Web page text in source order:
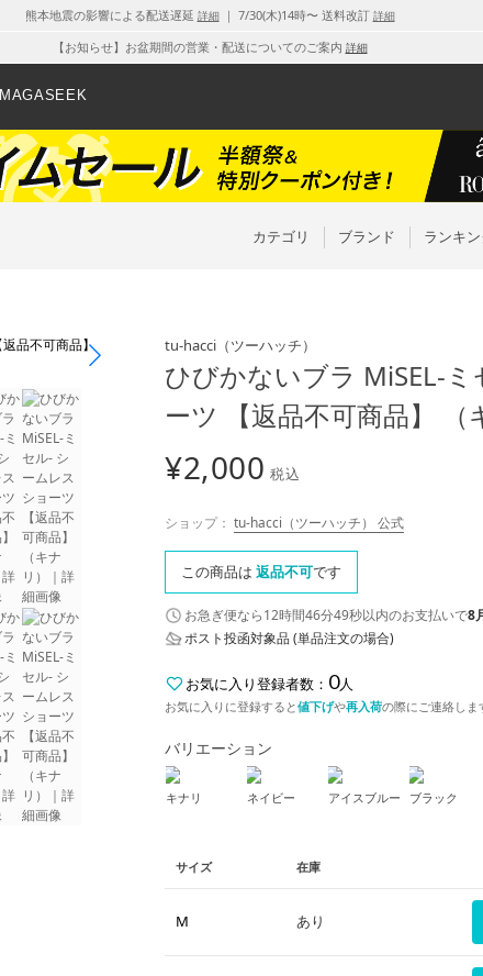
熊本地震の影響による配送遅延 詳細｜ 7/30(木)14時〜 送料改訂 詳細
【お知らせ】お盆期間の営業・配送についてのご案内 詳細
MAGASEEK
カテゴリ ブランド ランキ
tu-hacci （ツーハッチ）
ひびかないブラ MiSEL-
ーツ 【返品不可商品】 （
¥2,000 税込
ショップ： tu-hacci（ツーハッチ） 公式
この商品は 返品不可です
お急ぎ便なら12時間46分48秒以内のお支払いで8
ポスト投函対象品 (単品注文の場合)
お気に入り登録者数： 0人
お気に入りに登録すると値下げや再入荷の際にご連絡しま
バリエーション
キナリ ネイビー アイスブルー ブラック
サイズ 在庫
M あり